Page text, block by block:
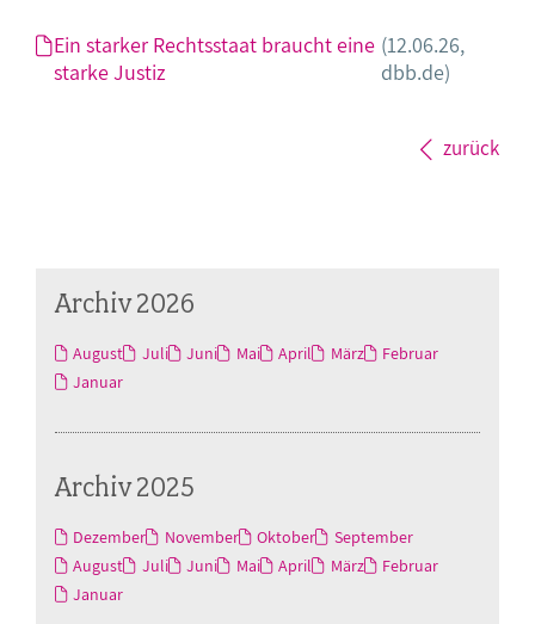
Ein starker Rechtsstaat braucht eine
starke Justiz
(12.06.26,
dbb.de)
zurück
Archiv 2026
August Juli Juni Mai April März
Februar
Januar
Archiv 2025
Dezember November Oktober
September
August
Juli Juni Mai April März
Februar
Januar